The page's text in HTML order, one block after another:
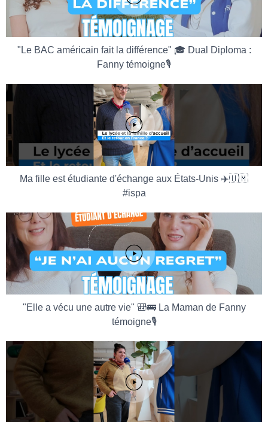
"Le BAC américain fait la différence" 🎓 Dual Diploma :
Fanny témoigne🎙
Ma fille est étudiante d'échange aux États-Unis ✈️🇺🇲
#ispa
"Elle a vécu une autre vie" 🎒🚌 La Maman de Fanny
témoigne🎙